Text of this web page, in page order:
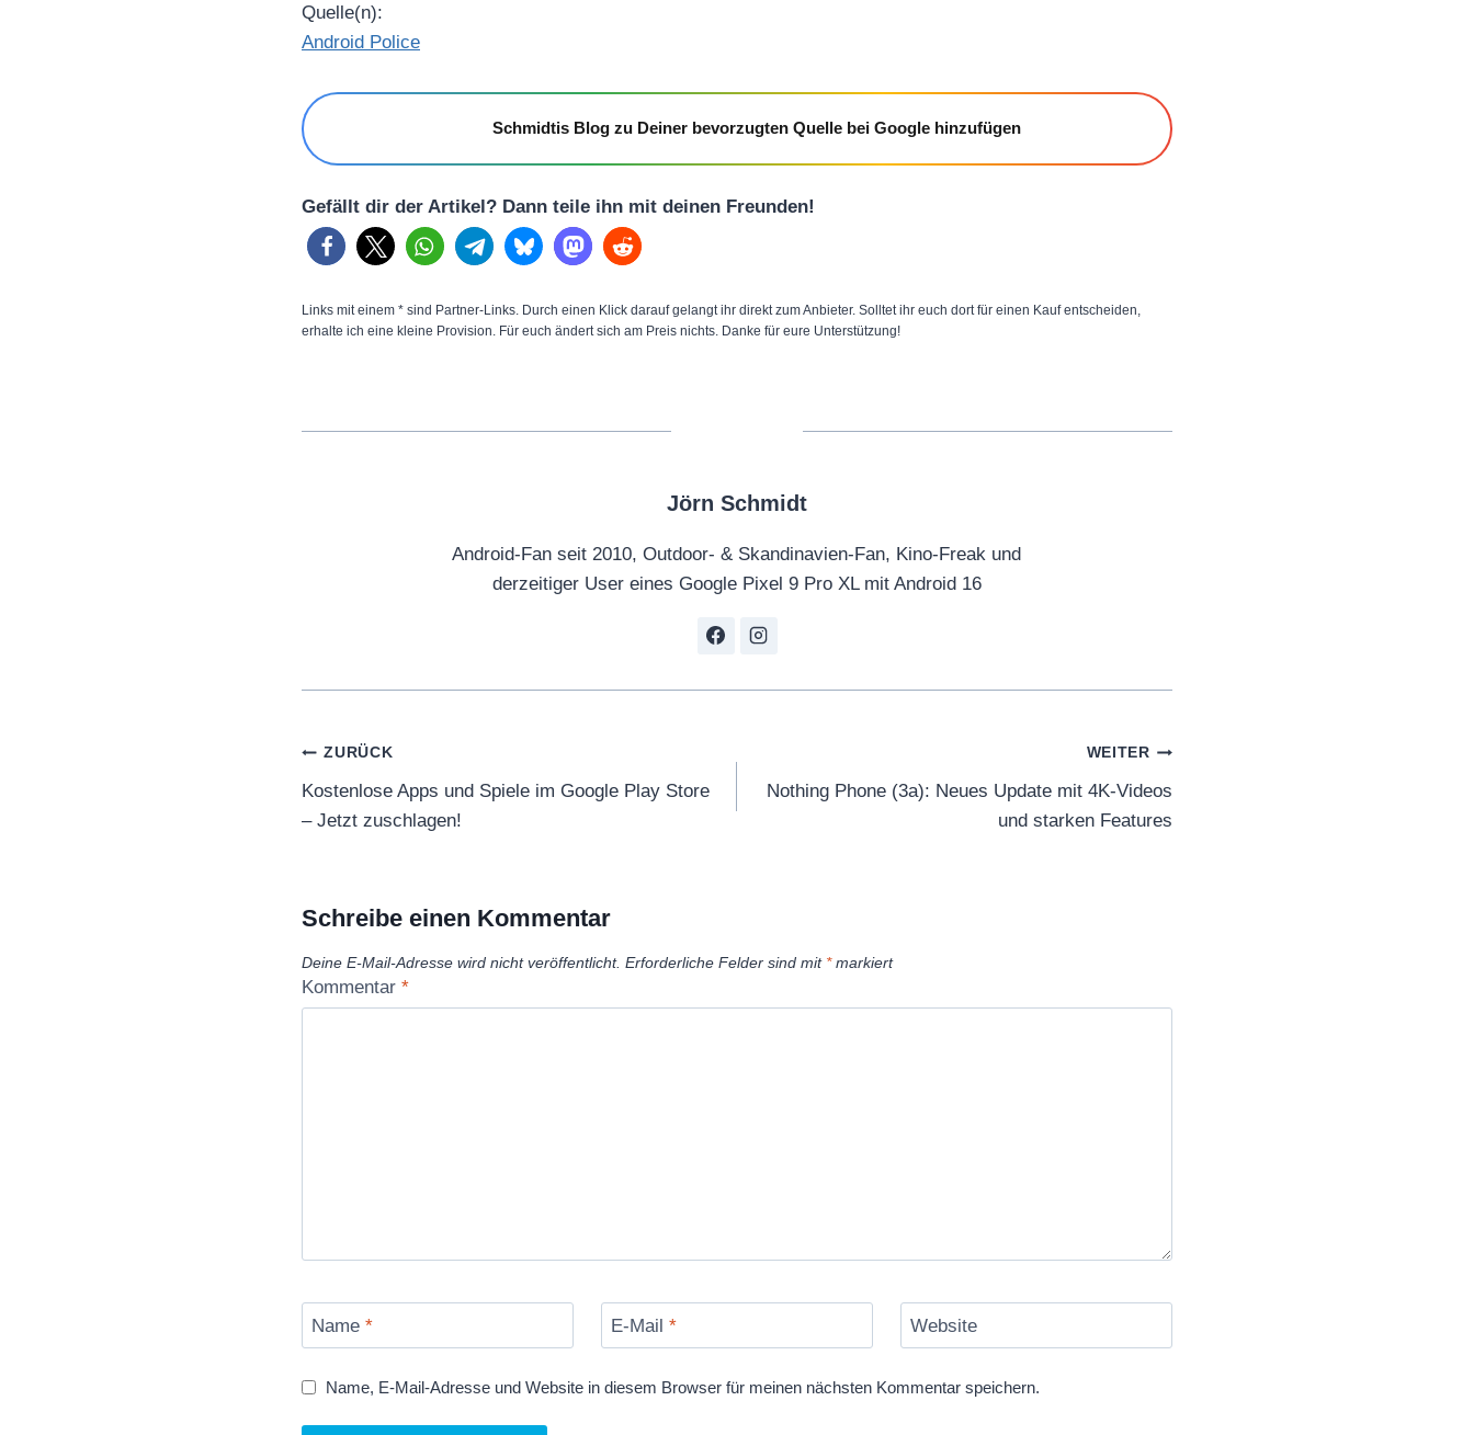
Quelle(n):
Android Police
Schmidtis Blog zu Deiner bevorzugten Quelle bei Google hinzufügen
Gefällt dir der Artikel? Dann teile ihn mit deinen Freunden!
Links mit einem * sind Partner-Links. Durch einen Klick darauf gelangt ihr direkt zum Anbieter. Solltet ihr euch dort für einen Kauf entscheiden,
erhalte ich eine kleine Provision. Für euch ändert sich am Preis nichts. Danke für eure Unterstützung!
Jörn Schmidt
Android-Fan seit 2010, Outdoor- & Skandinavien-Fan, Kino-Freak und
derzeitiger User eines Google Pixel 9 Pro XL mit Android 16
Beitragsnavigation
ZURÜCK
Kostenlose Apps und Spiele im Google Play Store
– Jetzt zuschlagen!
WEITER
Nothing Phone (3a): Neues Update mit 4K-Videos
und starken Features
Schreibe einen Kommentar
Deine E-Mail-Adresse wird nicht veröffentlicht. Erforderliche Felder sind mit *markiert
Kommentar *
Name * E-Mail * Website
Name, E-Mail-Adresse und Website in diesem Browser für meinen nächsten Kommentar speichern.